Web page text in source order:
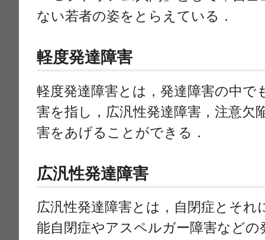
ない若者の姿をとらえている．
軽度発達障害
軽度発達障害とは，発達障害の中で
害を指し，広汎性発達障害，注意欠
害をあげることができる．
広汎性発達障害
広汎性発達障害とは，自閉症とそれ
能自閉症やアスペルガー障害などの